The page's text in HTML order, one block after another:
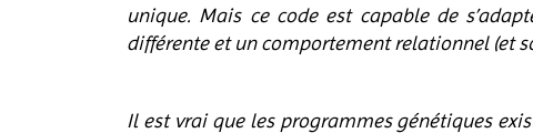
unique. Mais ce code est capable de
différente et un comportement relationnel (et
Il est vrai que les programmes génétiques